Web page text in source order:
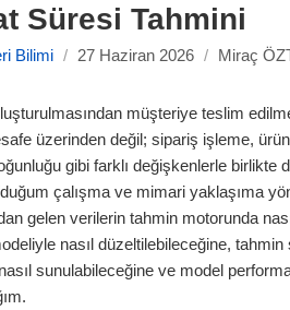
Süresi Tahmini
Bilimi / 27 Haziran 2026 / Miraç
müşteriye teslim
üzerinden değil; sipariş işleme,
gibi farklı değişkenlerle birlikte
çalışma ve mimari yaklaşıma
gelen verilerin tahmin motorunda
nasıl düzeltilebileceğine,
sunulabileceğine ve model